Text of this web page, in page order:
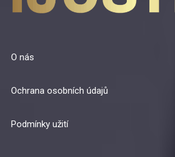
O nás
Ochrana osobních údajů
Podmínky užití